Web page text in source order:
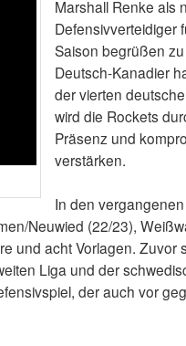
Marshall Renke als
Defensivverteidiger
Saison begrüßen
Deutsch-Kanadier
der vierten
wird die Rockets
Präsenz und
verstärken.
In den
Neuwied (22/23),
und acht Vorlagen. Zuvor
Liga und der
der auch vor